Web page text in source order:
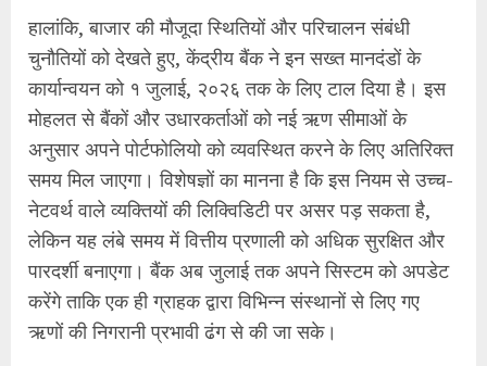
हालांकि, बाजार की मौजूदा स्थितियों और परिचालन संबंधी
चुनौतियों को देखते हुए, केंद्रीय बैंक ने इन सख्त मानदंडों के
कार्यान्वयन को १ जुलाई, २०२६ तक के लिए टाल दिया है। इस
मोहलत से बैंकों और उधारकर्ताओं को नई ऋण सीमाओं के
अनुसार अपने पोर्टफोलियो को व्यवस्थित करने के लिए अतिरिक्त
समय मिल जाएगा। विशेषज्ञों का मानना है कि इस नियम से उच्च-
नेटवर्थ वाले व्यक्तियों की लिक्विडिटी पर असर पड़ सकता है,
लेकिन यह लंबे समय में वित्तीय प्रणाली को अधिक सुरक्षित और
पारदर्शी बनाएगा। बैंक अब जुलाई तक अपने सिस्टम को अपडेट
करेंगे ताकि एक ही ग्राहक द्वारा विभिन्न संस्थानों से लिए गए
ऋणों की निगरानी प्रभावी ढंग से की जा सके।